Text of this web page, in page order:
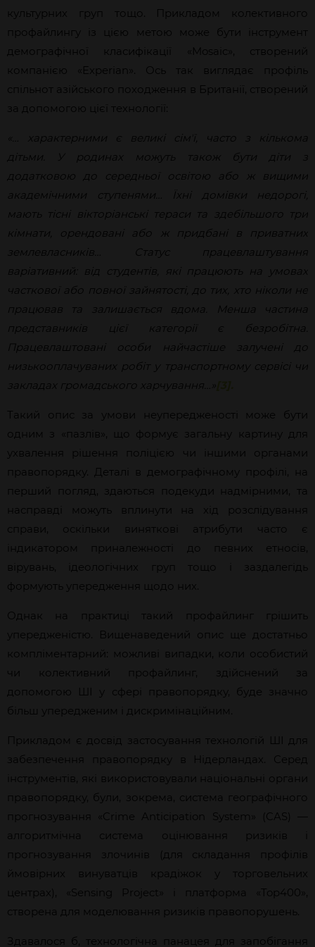
культурних груп тощо. Прикладом колективного
профайлингу
із цією метою може бути інструмент
демографічної класифікації «Mosaic», створений
компанією «Experian». Ось так виглядає профіль
спільнот азійського походження в Британії
, створений
за допомогою цієї технології:
… характерними є великі сімʼї, часто з кількома
дітьми. У родинах можуть також бути діти з
додатковою до середньої освітою або ж вищими
академічними ступенями… Їхні домівки недорогі,
мають тісні вікторіанські тераси та здебільшого три
кімнати, орендовані або ж придбані в приватних
землевласників… Статус працевлаштування
варіативний: від студентів, які працюють на умовах
часткової або повної зайнятості, до тих, хто ніколи не
працював та залишається вдома. Менша частина
представників цієї категорії є безробітна.
Працевлаштовані особи найчастіше залучені до
низькооплачуваних робіт у транспортному сервісі чи
закладах громадського харчування…
Такий опис за умови неупередженості може бути
одним з «пазлів», що формує загальну картину для
ухвалення
рішення поліцією чи іншими органами
правопорядку. Деталі в демографічному профілі, на
перший погляд, здаються подекуди надмірними, та
насправді можуть вплинути на хід розслідування
справи, оскільки виняткові атрибути часто є
індикатором приналежності до певних етносів,
вірувань, ідеологічних груп тощо і заздалегідь
формують упередження щодо них.
Однак на практиці такий профайлинг грішить
упередженістю. Вищенаведений опис ще достатньо
компліментарний: можливі випадки, коли особистий
чи колективний профайлинг, здійснений за
допомогою ШІ у сфері правопорядку, буде значно
більш упередженим і дискримінаційним.
Прикладом є досвід застосування технологій ШІ для
забезпечення правопорядку в Нідерландах. Серед
інструментів, які використовували національні органи
правопорядку, були, зокрема, система географічного
прогнозування «Crime Anticipation System»
(CAS) —
алгоритмічна система оц інювання ризиків
прогнозування злочинів (для складання профілів
ймовірних винуватців крадіжок у торговельних
центрах)
, «Sensing Project» і платформа
«Top400»,
створена для моделювання ризиків правопорушень.
Здавалося б, технологічна панацея для запобігання